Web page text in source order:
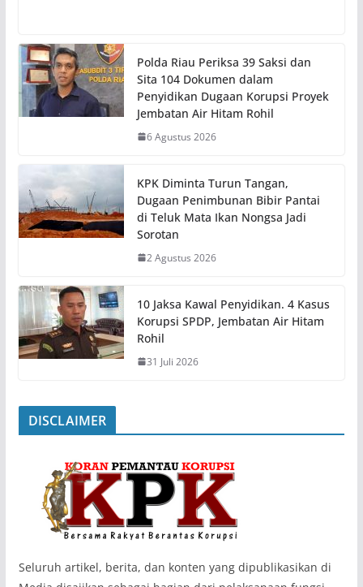
Polda Riau Periksa 39 Saksi dan
Sita 104 Dokumen dalam
Penyidikan Dugaan Korupsi Proyek
Jembatan Air Hitam Rohil
6 Agustus 2026
KPK Diminta Turun Tangan,
Dugaan Penimbunan Bibir Pantai
di Teluk Mata Ikan Nongsa Jadi
Sorotan
2 Agustus 2026
10 Jaksa Kawal Penyidikan. 4 Kasus
Korupsi SPDP, Jembatan Air Hitam
Rohil
31 Juli 2026
DISCLAIMER
‎Seluruh artikel, berita, dan konten yang dipublikasikan di